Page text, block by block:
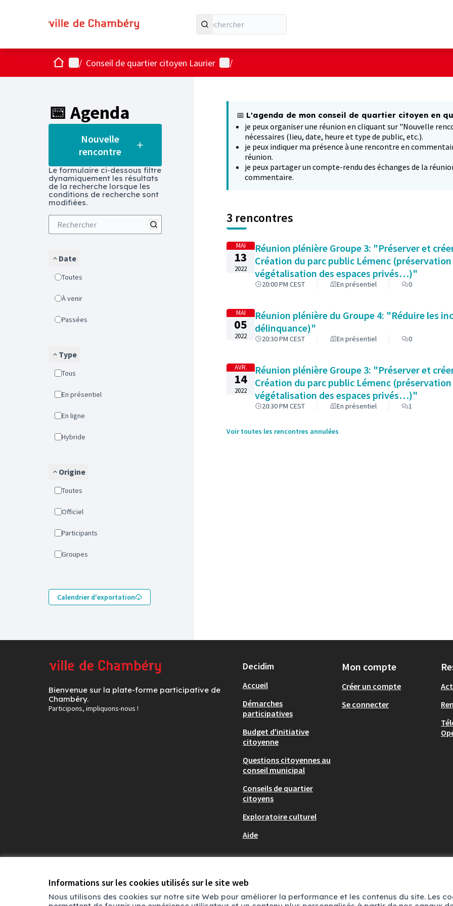
Informations sur les cookies utilisés sur le site web
Nous utilisons des cookies sur notre site Web pour améliorer la performance et les contenus du site. Les
AccueilMenu principal
/ Conseil de quartier citoyen Laurier Menu utilisateur
/
📅 Agenda
Nouvelle
rencontre
Le formulaire ci-dessous filtre
dynamiquement les résultats
de la recherche lorsque les
conditions de recherche sont
modifiées.
Date
Toutes
À venir
Passées
Type
Tous
En présentiel
En ligne
Hybride
Origine
Toutes
Officiel
Participants
Groupes
Calendrier d'exportation
📅 L'agenda de mon conseil de quartier citoyen en
je peux organiser une réunion en cliquant sur "Nouvelle
nécessaires (lieu, date, heure et type de public, etc.).
je peux indiquer ma présence à une rencontre en
réunion.
je peux partager un compte-rendu des échanges de la
commentaire.
3 rencontres
MAI
13
2022
Réunion plénière Groupe 3: "Préserver et
Création du parc public Lémenc
végétalisation des espaces privés…)"
20:00 PM CEST En présentiel 0
MAI
05
2022
Réunion plénière du Groupe 4: "Réduire les
délinquance)"
20:30 PM CEST En présentiel 0
AVR.
14
2022
Réunion plénière Groupe 3: "Préserver et
Création du parc public Lémenc
végétalisation des espaces privés…)"
20:30 PM CEST En présentiel 1
Voir toutes les rencontres annulées
Bienvenue sur la plate-forme participative de
Chambéry.
Participons, impliquons-nous !
Decidim
Accueil
Démarches
participatives
Budget d'initiative
citoyenne
Questions citoyennes au
conseil municipal
Conseils de quartier
citoyens
Exploratoire culturel
Aide
Mon compte
Créer un compte
Se connecter
Conditions d'utilisationParamètres des cookies